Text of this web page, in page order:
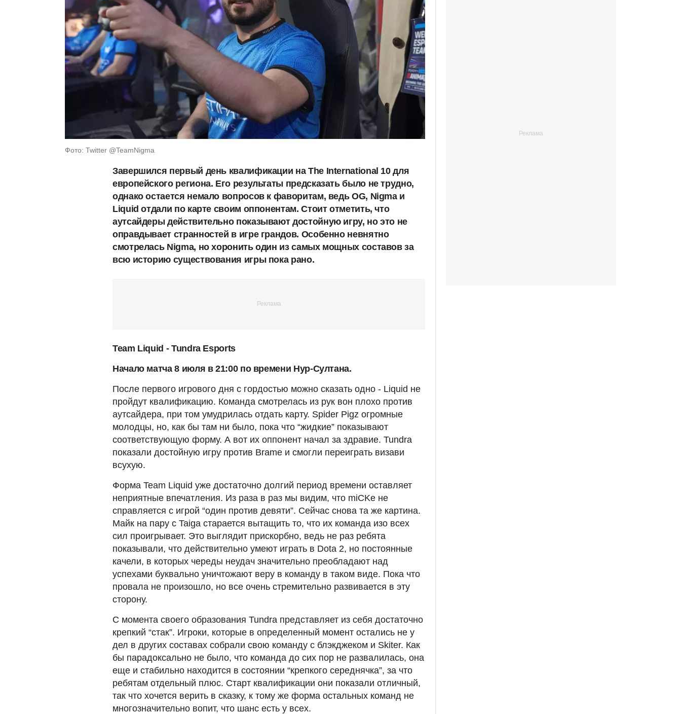
Фото: Twitter @​TeamNigma
Завершился первый день квалификации на The International 10 для
европейского региона. Его результаты предсказать было не трудно,
однако остается немало вопросов к фаворитам, ведь OG, Nigma и
Liquid отдали по карте своим оппонентам. Стоит отметить, что
аутсайдеры действительно показывают достойную игру, но это не
оправдывает странностей в игре грандов. Особенно невнятно
смотрелась Nigma, но хоронить один из самых мощных составов за
всю историю существования игры пока рано.
Team Liquid - Tundra Esports
Начало матча 8 июля в 21:00 по времени Нур-Султана.
После первого игрового дня с гордостью можно сказать одно - Liquid не
пройдут квалификацию. Команда смотрелась из рук вон плохо против
аутсайдера, при том умудрилась отдать карту. Spider Pigz огромные
молодцы, но, как бы там ни было, пока что “жидкие” показывают
соответствующую форму. А вот их оппонент начал за здравие. Tundra
показали достойную игру против Brame и смогли переиграть визави
всухую.
Форма Team Liquid уже достаточно долгий период времени оставляет
неприятные впечатления. Из раза в раз мы видим, что miCKe не
справляется с игрой “один против девяти”. Сейчас снова та же картина.
Майк на пару с Taiga старается вытащить то, что их команда изо всех
сил проигрывает. Это выглядит прискорбно, ведь не раз ребята
показывали, что действительно умеют играть в Dota 2, но постоянные
качели, в которых череды неудач значительно преобладают над
успехами буквально уничтожают веру в команду в таком виде. Пока что
провала не произошло, но все очень стремительно развивается в эту
сторону.
С момента своего образования Tundra представляет из себя достаточно
крепкий “стак”. Игроки, которые в определенный момент остались не у
дел в других составах собрали свою команду с блэкджеком и Skiter. Как
бы парадоксально не было, что команда до сих пор не развалилась, она
еще и стабильно находится в состоянии “крепкого середнячка”, за что
ребятам отдельный плюс. Старт квалификации они показали отличный,
так что хочется верить в сказку, к тому же форма остальных команд не
многозначительно вопит, что шанс есть у всех.